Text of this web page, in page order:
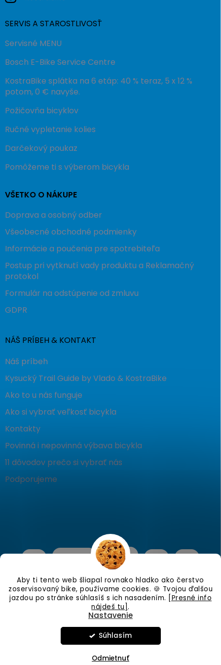
Aby ti tento web šliapal rovnako hladko ako čerstvo
zoservisovaný bike, používame cookies. 🍪 Tvojou ďalšou
jazdou po stránke súhlasíš s ich nasadením. [Presné info
nájdeš tu].
Nastavenie
Odmietnuť
Súhlasím
SERVIS A STAROSTLIVOSŤ
Servisné MENU
Bosch E-Bike Service Centre
KostraBike splátka na 6 etáp: 40 % teraz, 5 x 12 %
potom, 0 € navyše.
Požičovňa bicyklov
Ručné vypletanie kolies
Darčekový poukaz
Pomôžeme ti s výberom bicykla
VŠETKO O NÁKUPE
Doprava a osobný odber
Všeobecné obchodné podmienky
Informácie a poučenia pre spotrebiteľa
Postup pri vytknutí vady produktu a Reklamačný
protokol
Formulár na odstúpenie od zmluvu
GDPR
NÁŠ PRÍBEH & KONTAKT
Náš príbeh
Kysucký Trail Guide by Vlado & KostraBike
Ako to u nás funguje
Ako si vybrať veľkosť bicykla
Kontakty
Povinná i nepovinná výbava bicykla
11 dôvodov prečo si vybrať nás
Podporujeme
Vytvoril Shoptet
nastavenie cookies